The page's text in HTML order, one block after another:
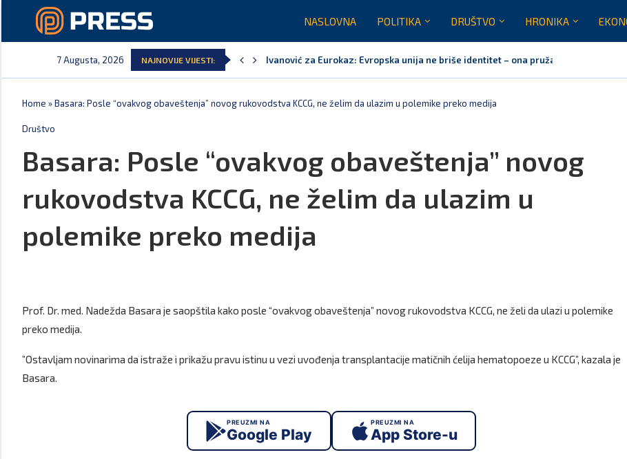
NASLOVNA POLITIKA DRUŠTVO HRONIKA
7 Augusta, 2026 NAJNOVIJE VIJESTI:
Ivanović za Eurokaz: Evropska unija ne briše identitet – ona pruža...
Spajić: Snažno podržavamo domaće festivale koji godinama grade identitet Crne
MPNI do kraja jula realizovalo gotovo sve planirane aktivnosti
U prethodnih pet godina: Vučić tri puta odbio da glasa Rezoluciju...
MCP odgovorila Vučiću: Nedopustivo političko tumačenje litija i crkvenih pitanja
Andrić: Crnoj Gori nije bilo mjesto na obilježavanju „Oluje“
Home »Basara: Posle “ovakvog obaveštenja” novog rukovodstva KCCG, ne želim da ulazim u polemike preko medija
Društvo
Basara: Posle “ovakvog obaveštenja” novog
rukovodstva KCCG, ne želim da ulazim u
polemike preko medija
Prof. Dr. med. Nadežda Basara je saopštila kako posle “ovakvog obaveštenja” novog rukovodstva KCCG, ne želi da ulazi u polemike
preko medija.
”Ostavljam novinarima da istraže i prikažu pravu istinu u vezi uvođenja transplantacije matičnih ćelija hematopoeze u KCCG”, kazala je
Basara.
PREUZMI NA
Google Play
PREUZMI NA
App Store-u